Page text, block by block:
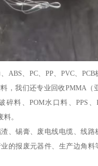
ABS、PC、PP、PVC、PCB
，我们还专业回收PMMA（
碎料、POM水口料、PPS、
。
渣、锡膏、废电线电缆、线路
的报废元器件、生产边角料